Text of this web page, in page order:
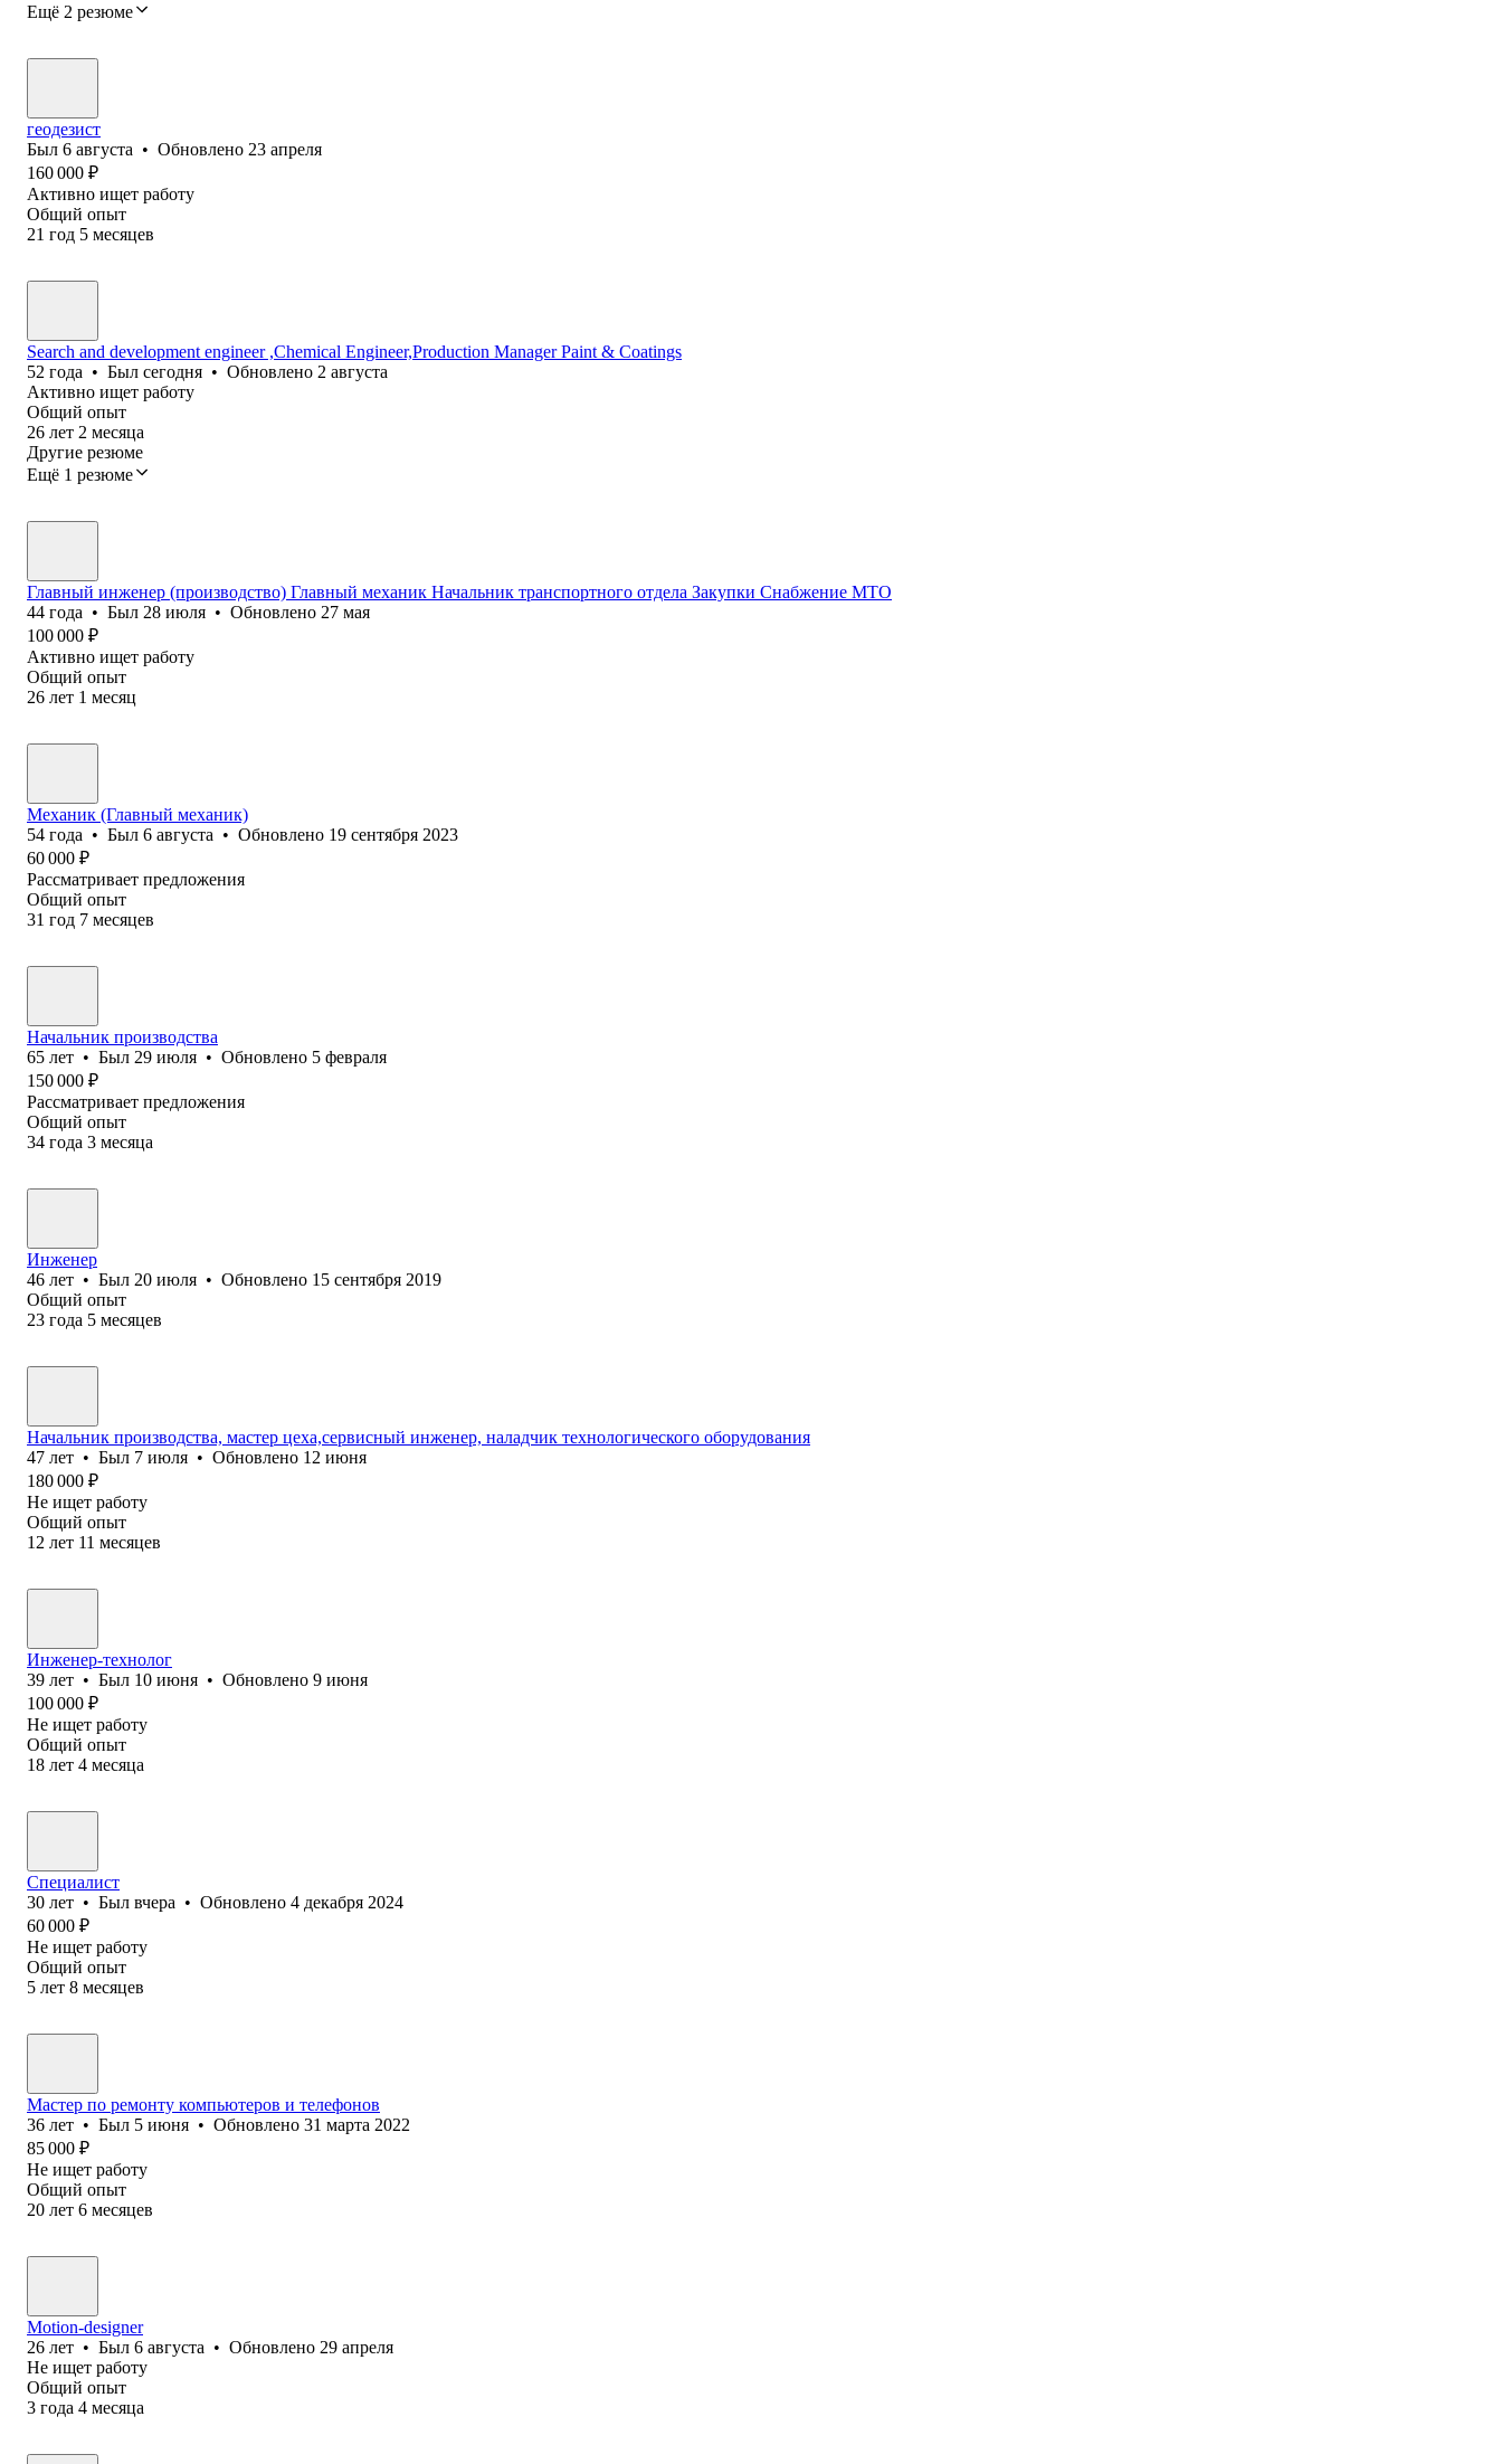
Ещё 2 резюме
геодезист
Был 6 августа • Обновлено 23 апреля
160 000 ₽
Активно ищет работу
Общий опыт
21 год 5 месяцев
Search and development engineer ,Chemical Engineer,Production Manager Paint & Coatings
52 года • Был сегодня • Обновлено 2 августа
Активно ищет работу
Общий опыт
26 лет 2 месяца
Другие резюме
Ещё 1 резюме
Главный инженер (производство) Главный механик Начальник транспортного отдела Закупки Снабжение МТО
44 года • Был 28 июля • Обновлено 27 мая
100 000 ₽
Активно ищет работу
Общий опыт
26 лет 1 месяц
Механик (Главный механик)
54 года • Был 6 августа • Обновлено 19 сентября 2023
60 000 ₽
Рассматривает предложения
Общий опыт
31 год 7 месяцев
Начальник производства
65 лет • Был 29 июля • Обновлено 5 февраля
150 000 ₽
Рассматривает предложения
Общий опыт
34 года 3 месяца
Инженер
46 лет • Был 20 июля • Обновлено 15 сентября 2019
Общий опыт
23 года 5 месяцев
Начальник производства, мастер цеха,сервисный инженер, наладчик технологического оборудования
47 лет • Был 7 июля • Обновлено 12 июня
180 000 ₽
Не ищет работу
Общий опыт
12 лет 11 месяцев
Инженер-технолог
39 лет • Был 10 июня • Обновлено 9 июня
100 000 ₽
Не ищет работу
Общий опыт
18 лет 4 месяца
Специалист
30 лет • Был вчера • Обновлено 4 декабря 2024
60 000 ₽
Не ищет работу
Общий опыт
5 лет 8 месяцев
Мастер по ремонту компьютеров и телефонов
36 лет • Был 5 июня • Обновлено 31 марта 2022
85 000 ₽
Не ищет работу
Общий опыт
20 лет 6 месяцев
Motion-designer
26 лет • Был 6 августа • Обновлено 29 апреля
Не ищет работу
Общий опыт
3 года 4 месяца